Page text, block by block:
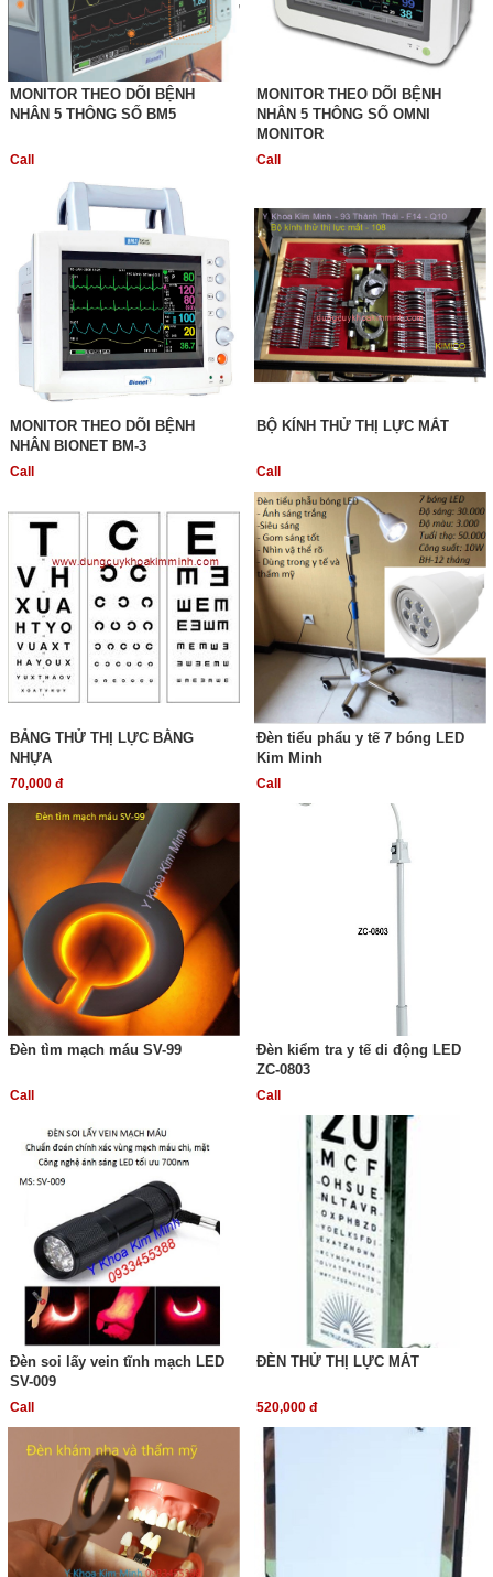
MONITOR THEO DÕI BỆNH
NHÂN 5 THÔNG SỐ BM5
Call
MONITOR THEO DÕI BỆNH
NHÂN 5 THÔNG SỐ OMNI
MONITOR
Call
MONITOR THEO DÕI BỆNH
NHÂN BIONET BM-3
Call
BỘ KÍNH THỬ THỊ LỰC MẮT
Call
BẢNG THỬ THỊ LỰC BẰNG
NHỰA
70,000 đ
Đèn tiểu phẩu y tế 7 bóng LED
Kim Minh
Call
Đèn tìm mạch máu SV-99
Call
Đèn kiểm tra y tế di động LED
ZC-0803
Call
Đèn soi lấy vein tĩnh mạch LED
SV-009
Call
ĐÈN THỬ THỊ LỰC MẮT
520,000 đ